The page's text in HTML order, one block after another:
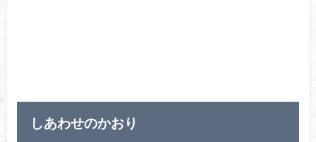
しあわせのかおり